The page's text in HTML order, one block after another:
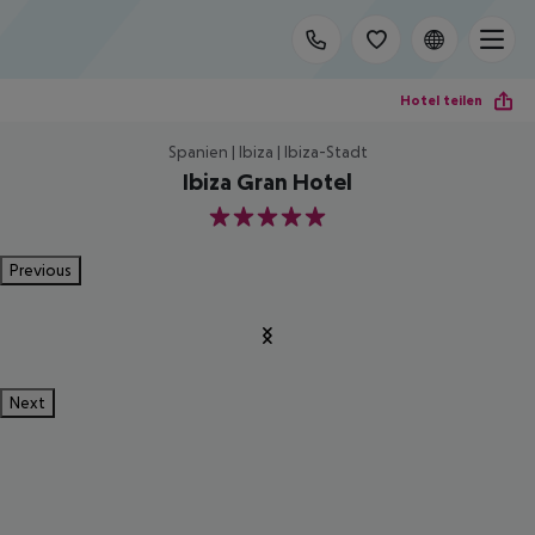
Hotel teilen
Spanien | Ibiza | Ibiza-Stadt
Ibiza Gran Hotel
5
Previous
Next